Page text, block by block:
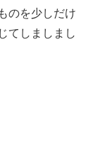
のを少しだけ
てしましまし